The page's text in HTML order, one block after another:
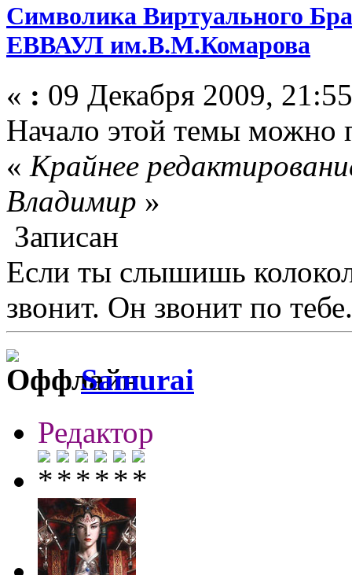
Символика Виртуального
ЕВВАУЛ им.В.М.Комарова
« : 09 Декабря 2009,
Начало этой темы можно
« Крайнее
Влaдимир »
Записан
Если ты слышишь
звонит. Он звонит по
Samurai
Редактор